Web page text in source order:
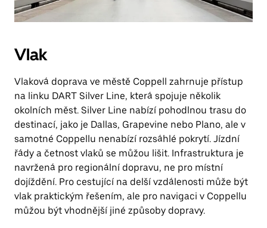
Vlak
Vlaková doprava ve městě Coppell zahrnuje přístup
na linku DART Silver Line, která spojuje několik
okolních měst. Silver Line nabízí pohodlnou trasu do
destinací, jako je Dallas, Grapevine nebo Plano, ale v
samotné Coppellu nenabízí rozsáhlé pokrytí. Jízdní
řády a četnost vlaků se můžou lišit. Infrastruktura je
navržená pro regionální dopravu, ne pro místní
dojíždění. Pro cestující na delší vzdálenosti může být
vlak praktickým řešením, ale pro navigaci v Coppellu
můžou být vhodnější jiné způsoby dopravy.